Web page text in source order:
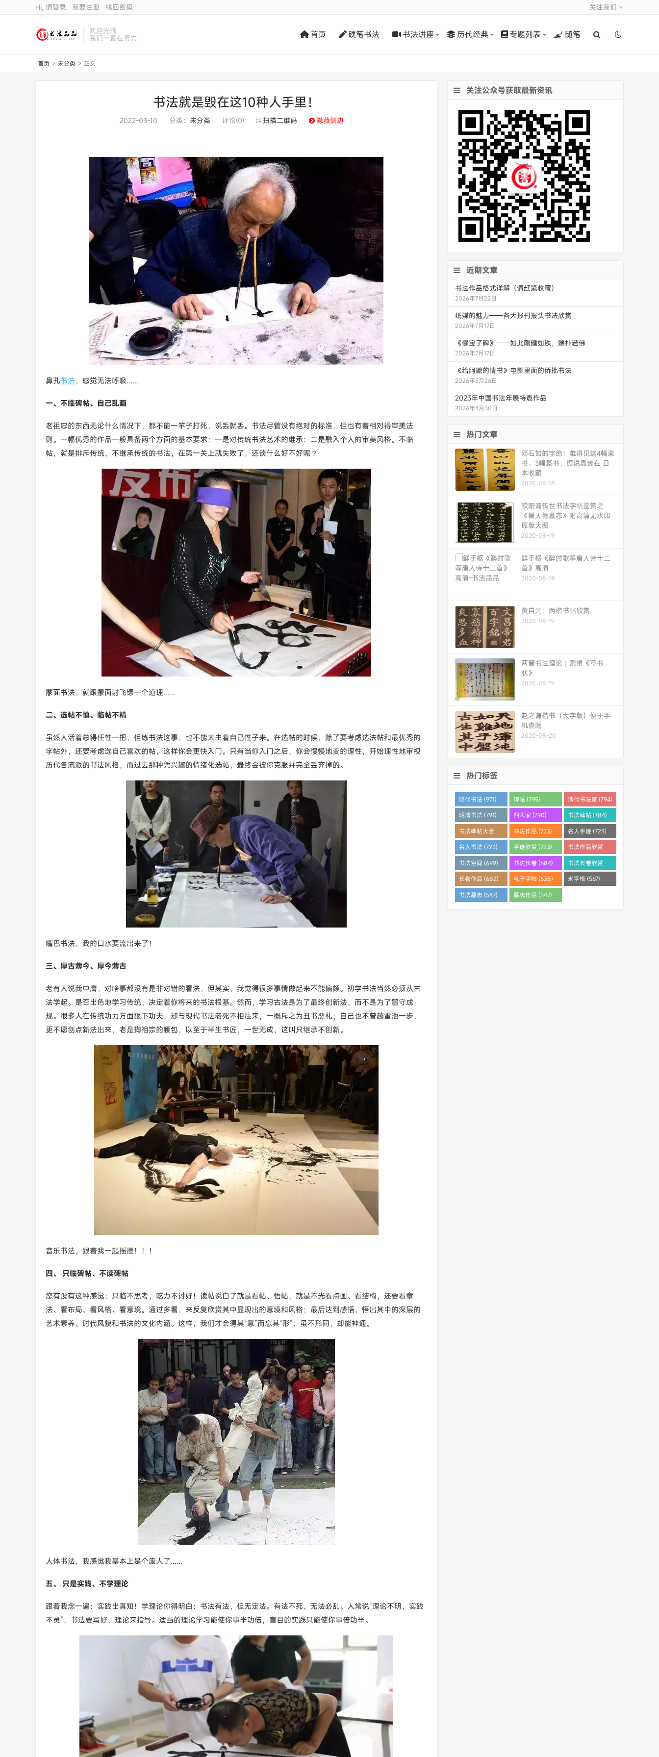
关注我们
Hi, 请登录 我要注册 找回密码
欢迎光临
我们一直在努力 首页 硬笔书法 书法讲座 历代经典 专题列表 随笔
首页 > 未分类 > 正文
书法就是毁在这10种人手里！
2022-03-10 分类： 未分类 评论(0) 扫描二维码 隐藏侧边
鼻孔书法 ，感觉无法呼吸......
一、不临碑帖、自己乱画
老祖忠的东西无论什么情况下，都不能一竿子打死，说丢就丢。书法尽管没有绝对的标准，但也有着相对得审美法
则。一幅优秀的作品一般具备两个方面的基本要求：一是对传统书法艺术的继承；二是融入个人的审美风格。不临
帖，就是排斥传统，不继承传统的书法，在第一关上就失败了，还谈什么好不好呢？
蒙面书法，就跟蒙面射飞镖一个道理......
二、选帖不慎、临帖不精
虽然人活着总得任性一把，但练书法这事，也不能太由着自己性子来。在选帖的时候，除了要考虑选法帖和最优秀的
字帖外，还要考虑选自己喜欢的帖，这样你会更快入门。只有当你入门之后，你会慢慢地变的理性，开始理性地审视
历代各流派的书法风格，而过去那种凭兴趣的情绪化选帖，最终会被你克服并完全丢弃掉的。
嘴巴书法，我的口水要流出来了！
三、厚古薄今、厚今薄古
老有人说我中庸，对啥事都没有是非对错的看法，但其实，我觉得很多事情做起来不能偏颇。初学书法当然必须从古
法学起。是否出色地学习传统，决定着你将来的书法根基。然而，学习古法是为了最终创新法，而不是为了墨守成
规。很多人在传统功力方面狠下功夫，却与现代书法老死不相往来，一概斥之为丑书恶札；自己也不曾越雷池一步，
更不愿创点新法出来，老是掏祖宗的腰包，以至于半生书匠，一世无成，这叫只继承不创新。
音乐书法，跟着我一起摇摆！！！
四、 只临碑帖、不读碑帖
您有没有这种感觉：只临不思考，吃力不讨好！读帖说白了就是看帖、悟帖，就是不光看点画、看结构，还要看章
法、看布局、看风格、看意境。通过多看，来反复欣赏其中显现出的意境和风格；最后达到感悟，悟出其中的深层的
艺术素养、时代风貌和书法的文化内涵。这样，我们才会得其“意”而忘其“形”，虽不形同，却能神通。
人体书法，我感觉我基本上是个废人了......
五、 只是实践、不学理论
跟着我念一遍：实践出真知！学理论你得明白：书法有法，但无定法。有法不死，无法必乱。人常说“理论不明，实践
不灵”，书法要写好，理论来指导。适当的理论学习能使你事半功倍，盲目的实践只能使你事倍功半。
关注公众号获取最新资讯
近期文章
书法作品格式详解（请赶紧收藏）
2026年7月22日
纸媒的魅力——各大报刊报头书法欣赏
2026年7月17日
《爨宝子碑》——如此刚健如铁，端朴若佛
2026年7月17日
《给阿嬷的情书》电影里面的侨批书法
2026年5月26日
2023年中国书法年展特邀作品
2026年4月30日
热门文章
邓石如的字绝！难得见这4幅隶
书、3幅篆书，据说真迹在 日
本收藏
2020-08-18
欧阳询传世书法字帖鉴赏之
《翟天德墓志》附高清无水印
原版大图
2020-08-19
鲜于枢《醉时歌等唐人诗十二
首》高清
2020-08-19
黄自元：两楷书帖欣赏
2020-08-19
两晋书法理论｜索靖《草书
状》
2020-08-19
赵之谦楷书（大字版）便于手
机查阅
2020-08-20
热门标签
明代书法 (971) 碑帖 (795) 清代书法家 (794)
明清书法 (791) 四大家 (790) 书法碑帖 (784)
书法碑帖大全
(784)
书法作品 (723) 名人手迹 (723)
名人书法 (723) 手迹欣赏 (723)
书法作品欣赏
(710)
书法空间 (699) 书法长卷 (684)
书法长卷欣赏
(682)
长卷作品 (682) 电子字帖 (638) 米字格 (567)
书法墓志 (547) 墓志作品 (547)